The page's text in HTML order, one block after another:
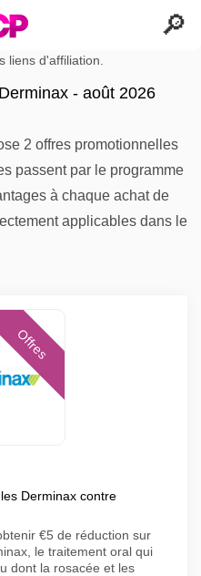
liens d'affiliation.
- août 2026
2 offres promotionnelles
passent par le programme
à chaque achat de
applicables dans le
Offres
Derminax contre
€5 de réduction sur
le traitement oral qui
dont la rosacée et les